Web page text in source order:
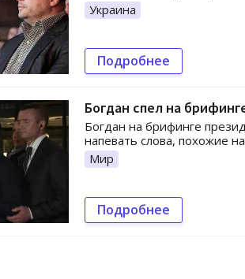
Украина
Подробнее
Богдан спел на
Богдан на брифинге
напевать слова, похожие
Мир
Подробнее